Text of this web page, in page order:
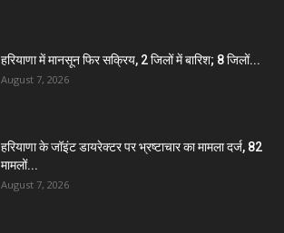
हरियाणा में मानसून फिर सक्रिय, 2 जिलों में बारिश; 8 जिलों...
August 7, 2026
हरियाणा के जॉइंट डायरेक्टर पर भ्रष्टाचार का मामला दर्ज, 82
मामलों...
August 7, 2026